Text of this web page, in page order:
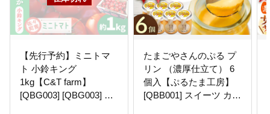
【先行予約】ミニトマ
ト 小鈴キング
1kg【C&T farm】
[QBG003] [QBG003] ト
たまごやさんのぷる プ
リン （濃厚仕立て） 6
個入【ぷるたま工房】
[QBB001] スイーツ カス